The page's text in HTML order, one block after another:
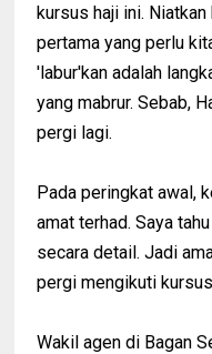
kursus haji ini.
pertama yang perlu
'labur'kan adalah
yang mabrur. Sebab,
pergi lagi.
Pada peringkat awal,
amat terhad. Saya
secara detail. Jadi
pergi mengikuti
Wakil agen di Bagan